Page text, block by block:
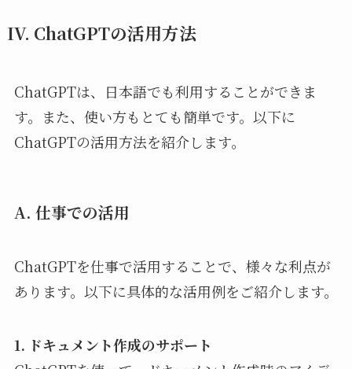
IV. ChatGPTの活用方法
ChatGPTは、日本語でも利用することができま
す。また、使い方もとても簡単です。以下に
ChatGPTの活用方法を紹介します。
A. 仕事での活用
ChatGPTを仕事で活用することで、様々な利点が
あります。以下に具体的な活用例をご紹介します。
1. ドキュメント作成のサポート